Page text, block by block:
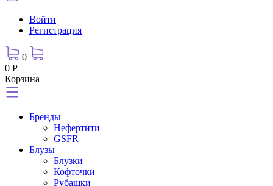
Войти
Регистрация
0
0 Р
Корзина
Бренды
Нефертити
GSFR
Блузы
Блузки
Кофточки
Рубашки